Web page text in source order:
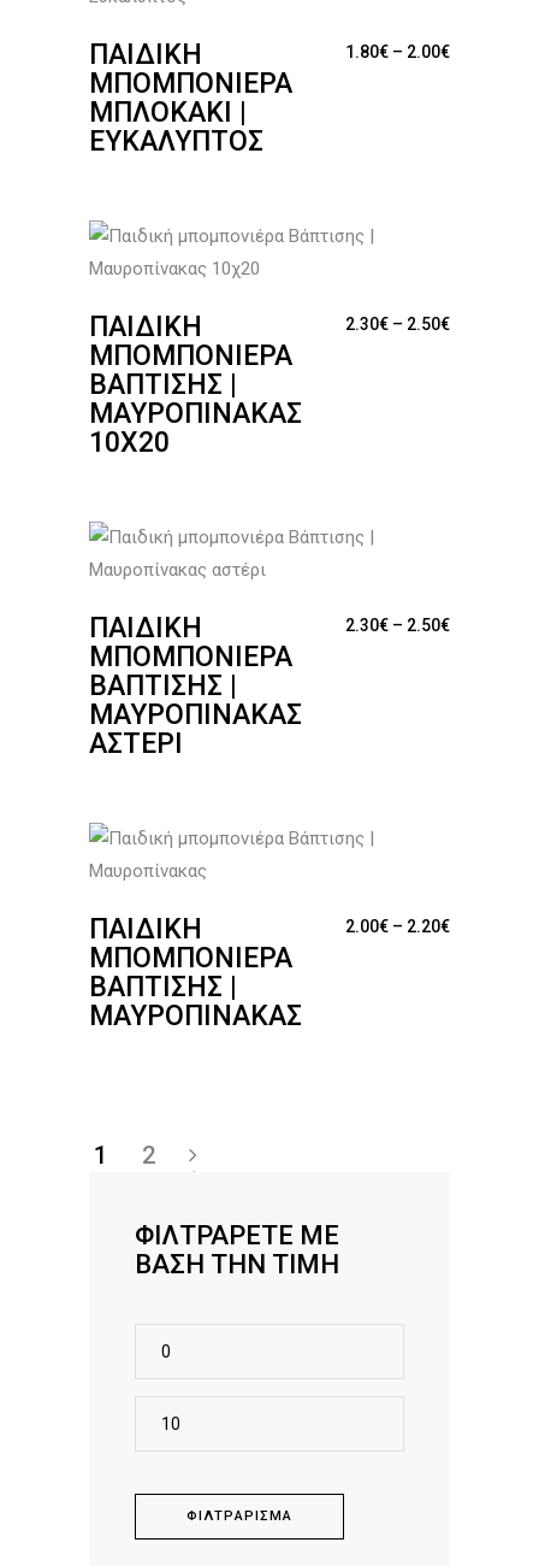
ΠΑΙΔΙΚΉ
ΜΠΟΜΠΟΝΙΈΡΑ
ΜΠΛΟΚΆΚΙ |
ΕΥΚΆΛΥΠΤΟΣ
1.80€ – 2.00€Price
ΠΑΙΔΙΚΉ
ΜΠΟΜΠΟΝΙΈΡΑ
ΒΆΠΤΙΣΗΣ |
ΜΑΥΡΟΠΊΝΑΚΑΣ
10Χ20
2.30€ – 2.50€Price
ΠΑΙΔΙΚΉ
ΜΠΟΜΠΟΝΙΈΡΑ
ΒΆΠΤΙΣΗΣ |
ΜΑΥΡΟΠΊΝΑΚΑΣ
ΑΣΤΈΡΙ
2.30€ – 2.50€Price
ΠΑΙΔΙΚΉ
ΜΠΟΜΠΟΝΙΈΡΑ
ΒΆΠΤΙΣΗΣ |
ΜΑΥΡΟΠΊΝΑΚΑΣ
2.00€ – 2.20€Price
1 2 →
ΦΙΛΤΡΆΡΕΤΕ ΜΕ
ΒΆΣΗ ΤΗΝ ΤΙΜΉ
ΦΙΛΤΡΆΡΙΣΜΑ